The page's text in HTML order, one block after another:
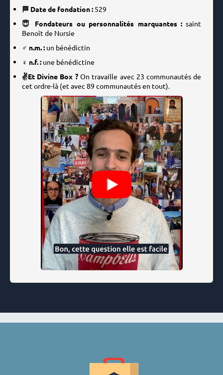
🏁 Date de fondation :529
😇 Fondateurs ou personnalités marquantes :saint
Benoît de Nursie
♂️ n.m. :un bénédictin
♀️ n.f. :une bénédictine
✌️Et Divine Box ?On travaille avec 23 communautés de
cet ordre-là (et avec 89 communautés en tout).